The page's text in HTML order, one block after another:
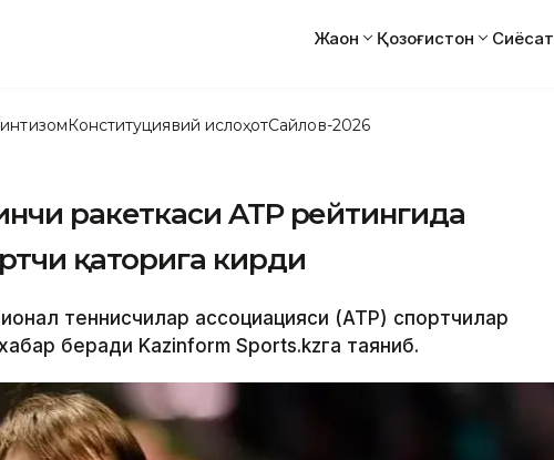
Жаҳон Қозоғистон Сиёсат
Конституциявий ислоҳотСайлов-2026
ракеткаси ATP рейтингида
қаторига кирди
теннисчилар ассоциацияси (ATP) спортчилар
беради Kazinform Sports.kzга таяниб.